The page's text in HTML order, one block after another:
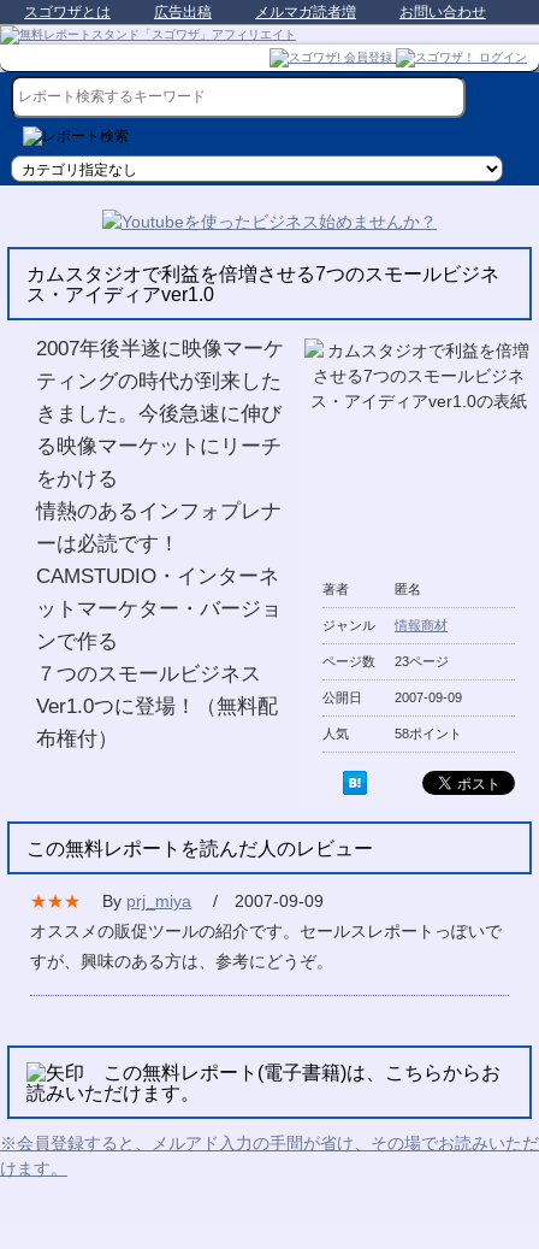
スゴワザとは 広告出稿 メルマガ読者増 お問い合わせ
カムスタジオで利益を倍増させる7つのスモールビジネ
ス・アイディアver1.0
著者 匿名
ジャンル 情報商材
ページ数 23ページ
公開日 2007-09-09
人気 58ポイント
2007年後半遂に映像マーケ
ティングの時代が到来した
きました。今後急速に伸び
る映像マーケットにリーチ
をかける
情熱のあるインフォプレナ
ーは必読です！
CAMSTUDIO・インターネ
ットマーケター・バージョ
ンで作る
７つのスモールビジネス
Ver1.0つに登場！（無料配
布権付）
この無料レポートを読んだ人のレビュー
★★★ By prj_miya
/ 2007-09-09
オススメの販促ツールの紹介です。セールスレポートっぽいで
すが、興味のある方は、参考にどうぞ。
この無料レポート(電子書籍)は、こちらからお
読みいただけます。
※会員登録すると、メルアド入力の手間が省け、その場でお読みいただ
けます。